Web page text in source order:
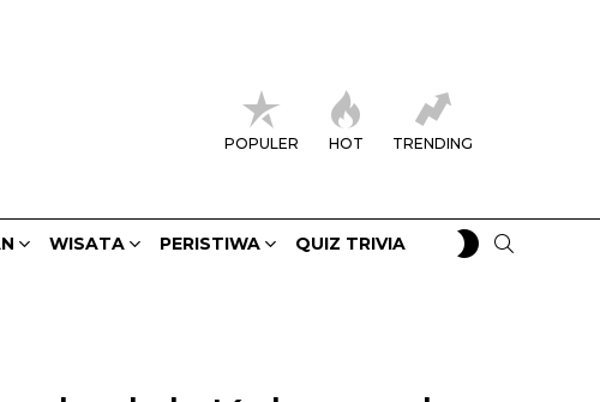
POPULER HOT TRENDING
WISATA PERISTIWA QUIZ TRIVIA
SWITCH
SKIN